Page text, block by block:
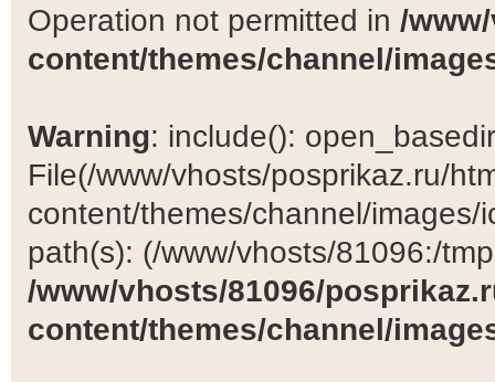
Operation not permitted in /
content/themes/channel/
Warning: include():
File(/www/vhosts/posprikaz.ru/
content/themes/channel/
path(s): (/www/vhosts/81096:/
/www/vhosts/81096/
content/themes/channel/